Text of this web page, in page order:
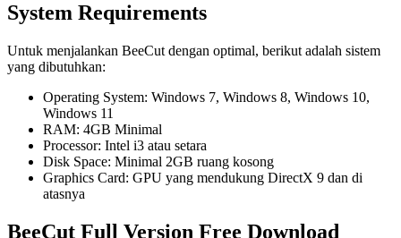
System Requirements
Untuk menjalankan BeeCut dengan optimal, berikut adalah sistem
yang dibutuhkan:
Operating System: Windows 7, Windows 8, Windows 10,
Windows 11
RAM: 4GB Minimal
Processor: Intel i3 atau setara
Disk Space: Minimal 2GB ruang kosong
Graphics Card: GPU yang mendukung DirectX 9 dan di
atasnya
BeeCut Full Version Free Download